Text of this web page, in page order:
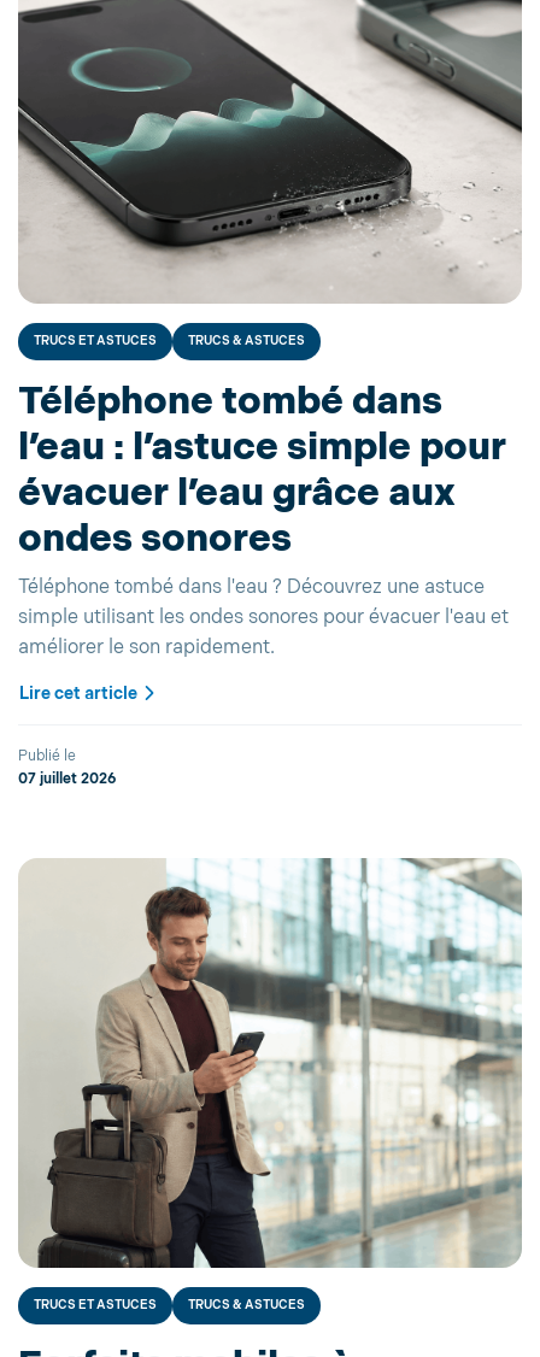
TRUCS ET ASTUCES TRUCS & ASTUCES
Téléphone tombé dans
l’eau : l’astuce simple pour
évacuer l’eau grâce aux
ondes sonores
Téléphone tombé dans l'eau ? Découvrez une astuce
simple utilisant les ondes sonores pour évacuer l'eau et
améliorer le son rapidement.
Lire cet article
Publié le
07 juillet 2026
TRUCS ET ASTUCES TRUCS & ASTUCES